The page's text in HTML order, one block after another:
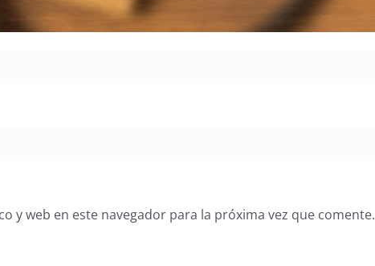
y web en este navegador para la próxima vez que comente.